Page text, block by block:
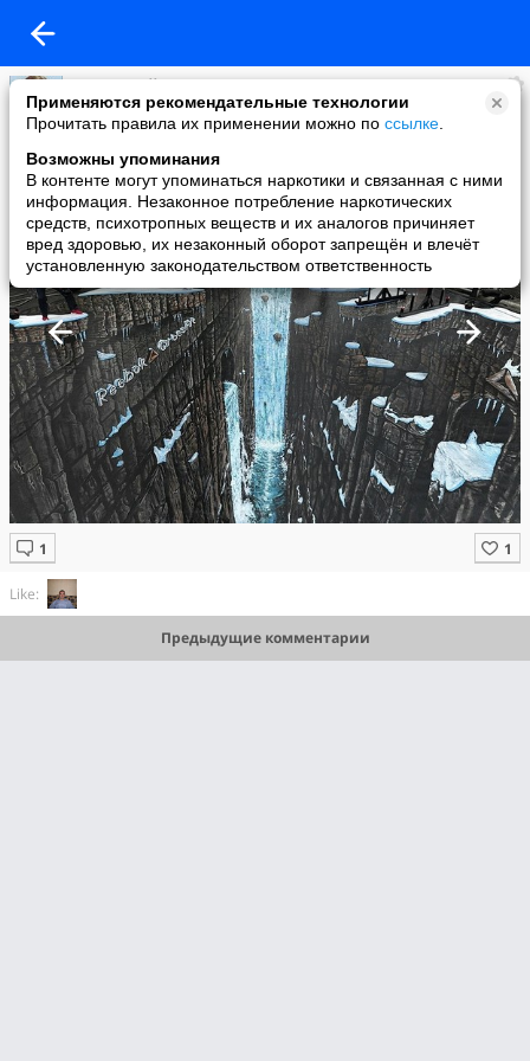
Применяются рекомендательные технологии
Прочитать правила их применении можно по ссылке
Возможны упоминания
В контенте могут упоминаться наркотики и связанная с ними
информация. Незаконное потребление наркотических
средств, психотропных веществ и их аналогов причиняет
вред здоровью, их незаконный оборот запрещён и влечёт
установленную законодательством ответственность
Лариса Наймушина
added a photo
29 Nov в 17:24
Like:
Предыдущие комментарии